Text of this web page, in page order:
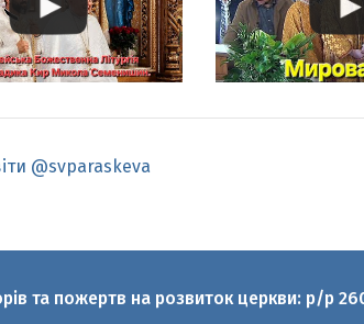
@svparaskeva
Святої великомучениці Параскеви УГКЦ